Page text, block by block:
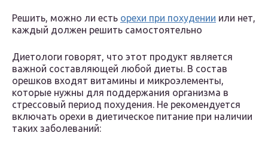
Решить, можно ли есть орехи при похудении или нет,
каждый должен решить самостоятельно
Диетологи говорят, что этот продукт является
важной составляющей любой диеты. В состав
орешков входят витамины и микроэлементы,
которые нужны для поддержания организма в
стрессовый период похудения. Не рекомендуется
включать орехи в диетическое питание при наличии
таких заболеваний: